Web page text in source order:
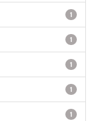
1
1
1
1
1